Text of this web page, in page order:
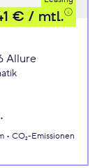
€ / mtl.
Allure
CO₂-Emissionen